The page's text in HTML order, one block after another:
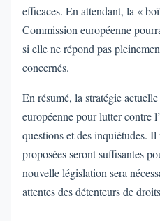
efficaces. En attendant, la «
Commission européenne
si elle ne répond pas
concernés.
En résumé, la stratégie
européenne pour lutter contre
questions et des inquiétudes.
proposées seront suffisantes
nouvelle législation sera
attentes des détenteurs de